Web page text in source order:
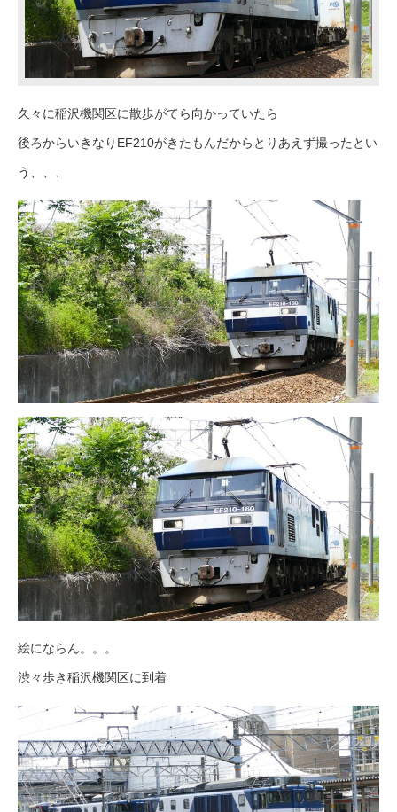
久々に稲沢機関区に散歩がてら向かっていたら
後ろからいきなりEF210がきたもんだからとりあえず撮ったとい
う、、、
絵にならん。。。
渋々歩き稲沢機関区に到着